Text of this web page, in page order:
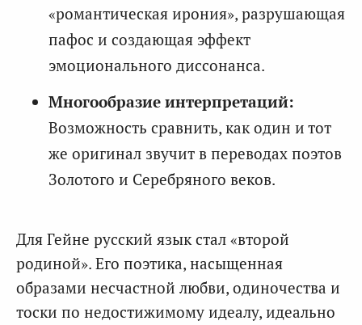
«романтическая ирония», разрушающая
пафос и создающая эффект
эмоционального диссонанса.
Многообразие интерпретаций:
Возможность сравнить, как один и тот
же оригинал звучит в переводах поэтов
Золотого и Серебряного веков.
Для Гейне русский язык стал «второй
родиной». Его поэтика, насыщенная
образами несчастной любви, одиночества и
тоски по недостижимому идеалу, идеально